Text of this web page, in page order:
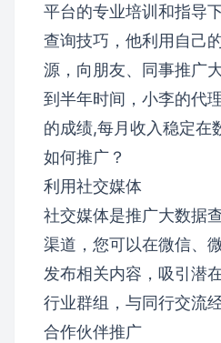
平台的专业培训和指导
查询技巧，他利用自己
源，向朋友、同事推广
到半年时间，小李的代
的成绩,每月收入稳定在
如何推广？
利用社交媒体
社交媒体是推广大数据
渠道，您可以在微信、
发布相关内容，吸引潜
行业群组，与同行交流
合作伙伴推广